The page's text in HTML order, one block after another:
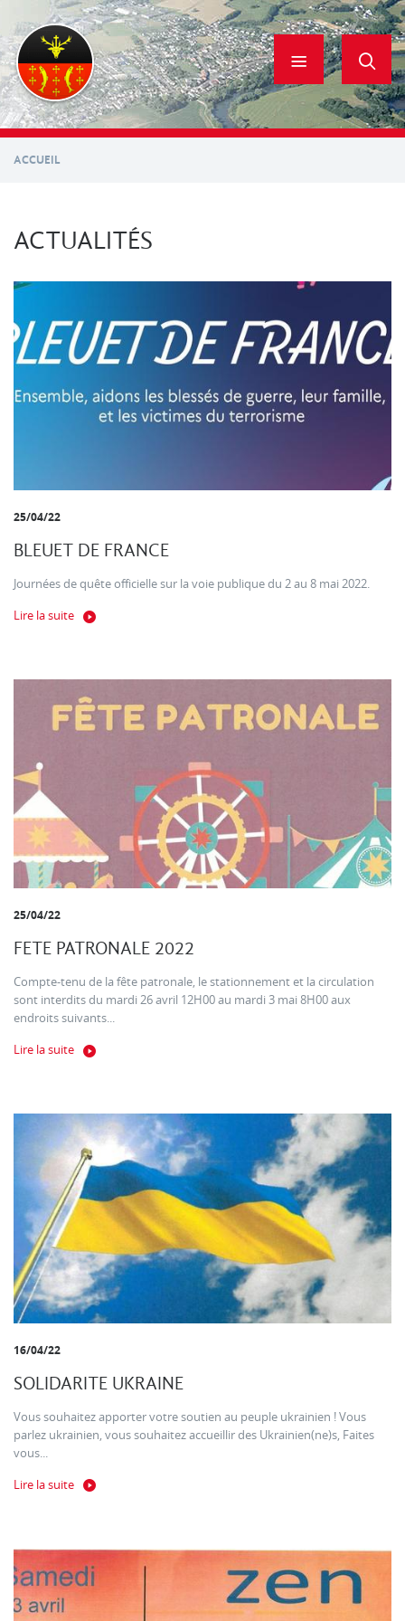
contenu
principal
ACCUEIL
ACTUALITÉS
25/04/22
BLEUET DE FRANCE
Journées de quête officielle sur la voie publique du 2 au 8 mai 2022.
Lire la suite
25/04/22
FETE PATRONALE 2022
Compte-tenu de la fête patronale, le stationnement et la circulation
sont interdits du mardi 26 avril 12H00 au mardi 3 mai 8H00 aux
endroits suivants...
Lire la suite
16/04/22
SOLIDARITE UKRAINE
Vous souhaitez apporter votre soutien au peuple ukrainien ! Vous
parlez ukrainien, vous souhaitez accueillir des Ukrainien(ne)s, Faites
vous...
Lire la suite